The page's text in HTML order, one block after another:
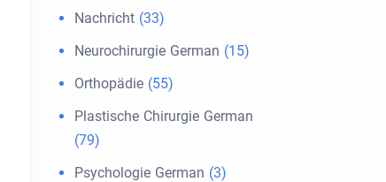
Nachricht (33)
Neurochirurgie German (15)
Orthopädie (55)
Plastische Chirurgie German
(79)
Psychologie German (3)